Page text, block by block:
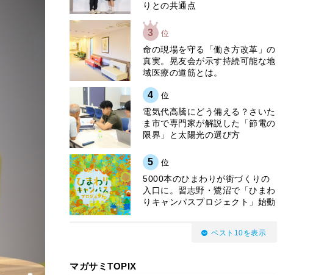
りとの共通点
3 位
​命の現場を守る「働き方改革」の
真実。晃友会が示す持続可能な地
域医療の道筋とは。
4 位
電気代高騰にどう備える？さいた
ま市で専門家が解説した「節電の
限界」と太陽光の選び方
5 位
5000本のひまわりが街づくりの
入口に。習志野・鷺沼で「ひまわ
りキャンパスプロジェクト」始動
ベスト10を表示
マガサミTOPIX